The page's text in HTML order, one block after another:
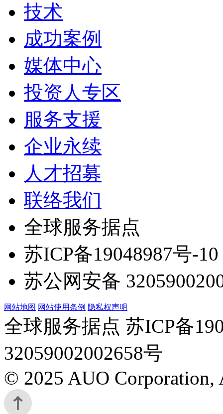
技术
成功案例
媒体中心
投资人专区
服务支援
企业永续
人才招募
联络我们
全球服务据点
苏ICP备19048987号-10
苏公网安备
网站地图 网站使用条例 隐私权声明
全球服务据点 苏ICP备
32059002002658号
© 2025 AUO Corporation,